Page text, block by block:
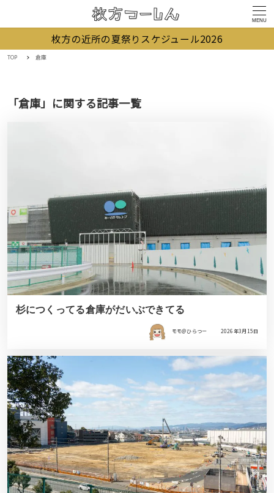
MENU
枚方の近所の夏祭りスケジュール2026
TOP 倉庫
「倉庫」に関する記事一覧
杉につくってる倉庫がだいぶできてる
モモ＠ひらつー 2026年3月15日